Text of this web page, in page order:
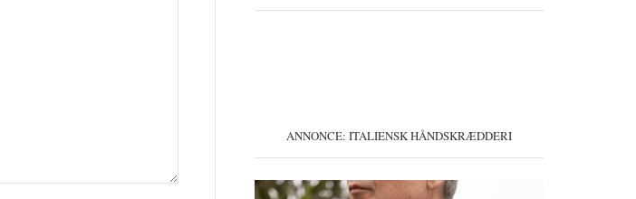
ANNONCE: ITALIENSK HÅNDSKRÆDDERI